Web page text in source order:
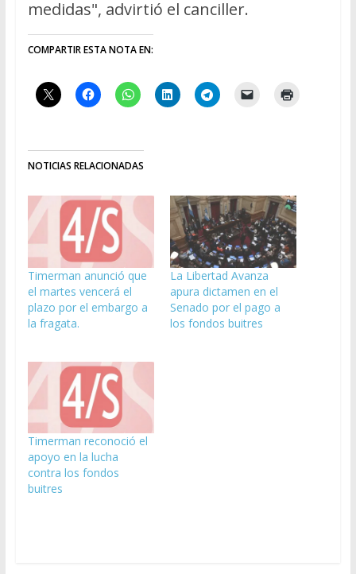
medidas", advirtió el canciller.
COMPARTIR ESTA NOTA EN:
NOTICIAS RELACIONADAS
Timerman anunció que
el martes vencerá el
plazo por el embargo a
la fragata.
La Libertad Avanza
apura dictamen en el
Senado por el pago a
los fondos buitres
Timerman reconoció el
apoyo en la lucha
contra los fondos
buitres